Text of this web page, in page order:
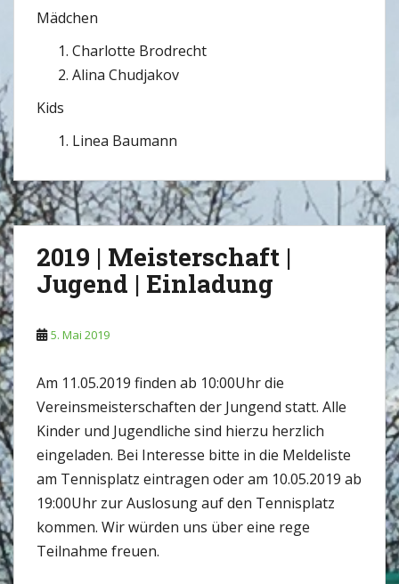
Mädchen
Charlotte Brodrecht
Alina Chudjakov
Kids
Linea Baumann
2019 | Meisterschaft |
Jugend | Einladung
5. Mai 2019
Am 11.05.2019 finden ab 10:00Uhr die
Vereinsmeisterschaften der Jungend statt. Alle
Kinder und Jugendliche sind hierzu herzlich
eingeladen. Bei Interesse bitte in die Meldeliste
am Tennisplatz eintragen oder am 10.05.2019 ab
19:00Uhr zur Auslosung auf den Tennisplatz
kommen. Wir würden uns über eine rege
Teilnahme freuen.